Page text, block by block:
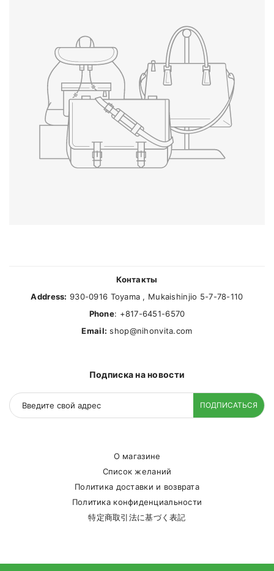
Контакты
Address: 930-0916 Toyama , Mukaishinjio 5-7-78-110
Phone: +817-6451-6570
Email: shop@nihonvita.com
Подписка на новости
ПОДПИСАТЬСЯ
О магазине
Список желаний
Политика доставки и возврата
Политика конфиденциальности
特定商取引法に基づく表記